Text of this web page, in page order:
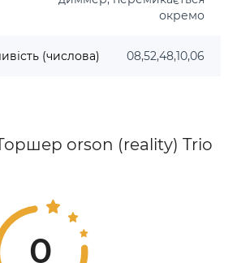
окремо
(числова) 08,52,48,10,06
orson (reality) Trio
0